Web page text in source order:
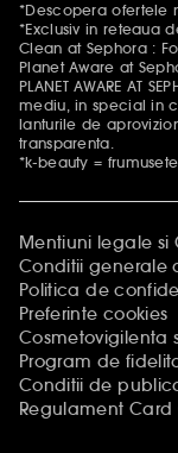
Mentiuni
*Descopera ofertele
*Exclusiv in reteaua
Clean at Sephora :
Planet Aware at
PLANET AWARE AT
mediu, in special in
lanturile de
transparenta.
*k-beauty =
Mentiuni legale si
Conditii generale
Politica de
Preferinte cookies
Cosmetovigilenta
Program de
Conditii de
Regulament Card